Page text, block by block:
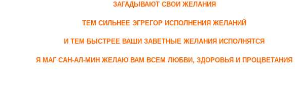
ЗАГАДЫВАЮТ СВОИ ЖЕЛАНИЯ
ТЕМ СИЛЬНЕЕ ЭГРЕГОР ИСПОЛНЕНИЯ ЖЕЛАНИЙ
И ТЕМ БЫСТРЕЕ ВАШИ ЗАВЕТНЫЕ ЖЕЛАНИЯ ИСПОЛНЯТСЯ
Я МАГ САН-АЛ-МИН ЖЕЛАЮ ВАМ ВСЕМ ЛЮБВИ, ЗДОРОВЬЯ И ПРОЦВЕТАНИЯ